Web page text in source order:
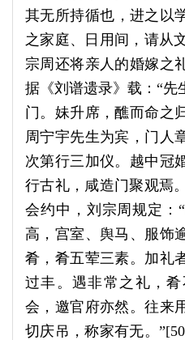
其无所持循也，进之
之家庭、日用间，请从
宗周还将亲人的婚嫁之
据《刘谱遗录》载：“先
门。妹升席，醮而命之
周宁宇先生为宾，门人
次第行三加仪。越中冠
行古礼，咸造门聚观焉
会约中，刘宗周规定：
高，宫室、舆马、服饰
肴，肴五荤三素。加礼
过丰。遇非常之礼，
会，邀官府亦然。往来
切庆吊，称家有无。